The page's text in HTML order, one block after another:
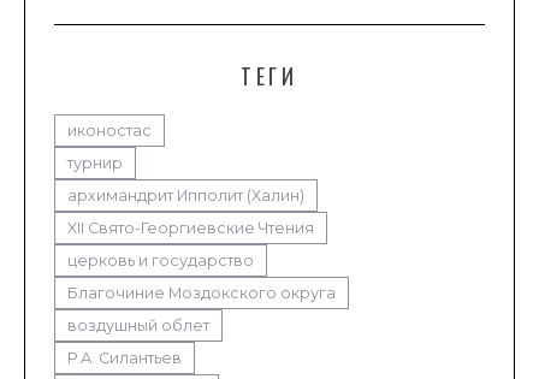
ТЕГИ
иконостас
турнир
архимандрит Ипполит (Халин)
XII Свято-Георгиевские Чтения
церковь и государство
Благочиние Моздокского округа
воздушный облет
Р.А. Силантьев